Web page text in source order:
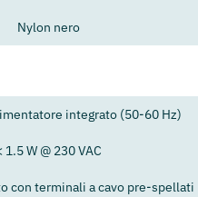
Nylon nero
integrato (50-60 Hz)
1.5 W @ 230 VAC
con terminali a cavo pre-spellati